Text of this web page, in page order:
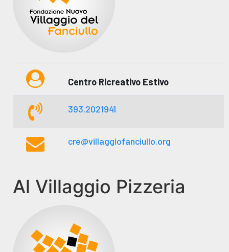
Centro Ricreativo Estivo
393.2021941
cre@villaggiofanciullo.org
Al Villaggio Pizzeria